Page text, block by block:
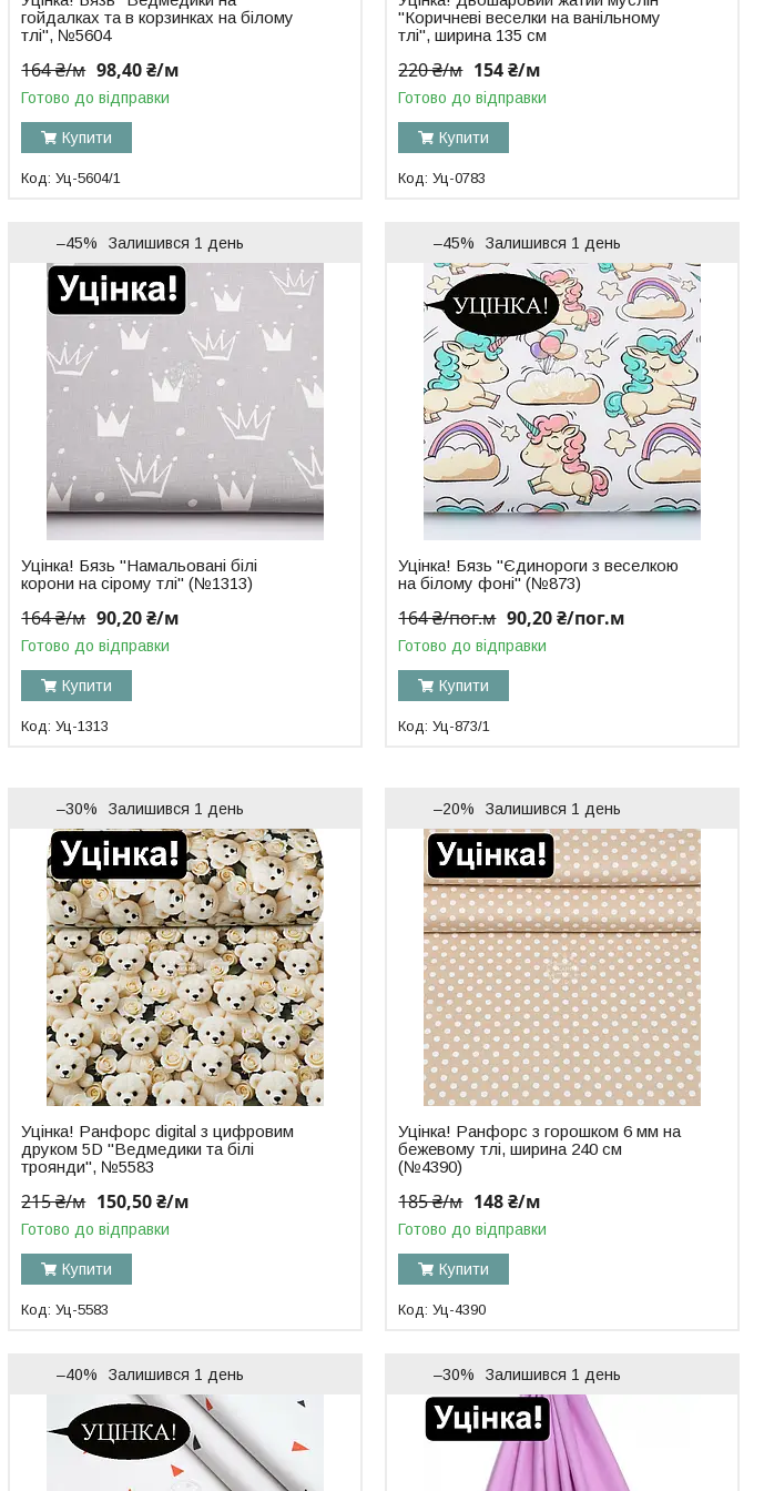
гойдалках та в корзинках на білому
тлі", №5604
164 ₴/м 98,40 ₴/м
Готово до відправки
Купити
Уц-5604/1
"Коричневі веселки на ванільному
тлі", ширина 135 см
220 ₴/м 154 ₴/м
Готово до відправки
Купити
Уц-0783
–45% Залишився 1 день
Уцінка! Бязь "Намальовані білі
корони на сірому тлі" (№1313)
164 ₴/м 90,20 ₴/м
Готово до відправки
Купити
Уц-1313
–45% Залишився 1 день
Уцінка! Бязь "Єдинороги з веселкою
на білому фоні" (№873)
164 ₴/пог.м 90,20 ₴/пог.м
Готово до відправки
Купити
Уц-873/1
–30% Залишився 1 день
Уцінка! Ранфорс digital з цифровим
друком 5D "Ведмедики та білі
троянди", №5583
215 ₴/м 150,50 ₴/м
Готово до відправки
Купити
Уц-5583
–20% Залишився 1 день
Уцінка! Ранфорс з горошком 6 мм на
бежевому тлі, ширина 240 см
(№4390)
185 ₴/м 148 ₴/м
Готово до відправки
Купити
Уц-4390
–40% Залишився 1 день –30% Залишився 1 день